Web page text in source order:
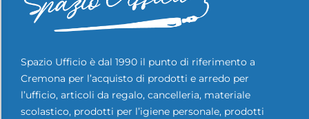
Spazio Ufficio è dal 1990 il punto di riferimento a
Cremona per l’acquisto di prodotti e arredo per
l’ufficio, articoli da regalo, cancelleria, materiale
scolastico, prodotti per l’igiene personale, prodotti